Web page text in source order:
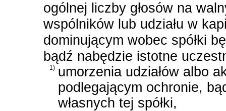
ogólnej liczby głosów na
wspólników lub udziału w
dominującym wobec spółki
bądź nabędzie istotne
1) umorzenia udziałów albo
podlegającym ochronie,
własnych tej spółki,